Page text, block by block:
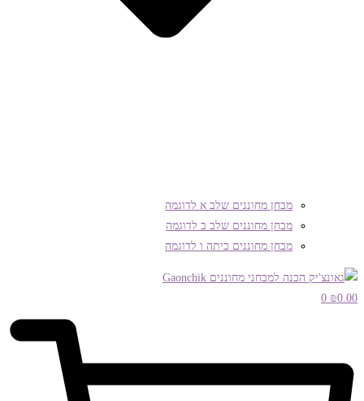
מבחן מחוננים שלב א לדוגמה
מבחן מחוננים שלב ב לדוגמה
מבחן מחוננים כיתה ו לדוגמה
₪0.00
0